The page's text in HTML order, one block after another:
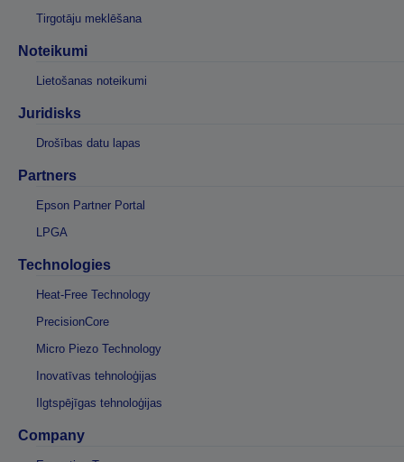
Tirgotāju meklēšana
Noteikumi
Lietošanas noteikumi
Juridisks
Drošības datu lapas
Partners
Epson Partner Portal
LPGA
Technologies
Heat-Free Technology
PrecisionCore
Micro Piezo Technology
Inovatīvas tehnoloģijas
Ilgtspējīgas tehnoloģijas
Company